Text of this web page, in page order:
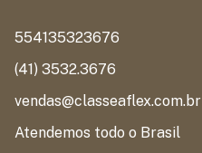
554135323676
(41) 3532.3676
vendas@classeaflex.com.br
Atendemos todo o Brasil